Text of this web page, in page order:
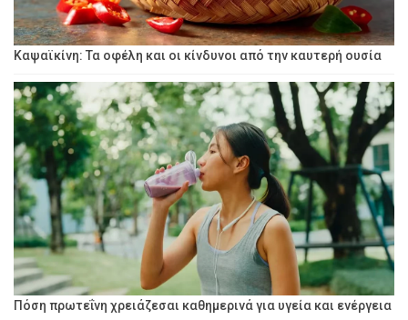
Καψαϊκίνη: Τα οφέλη και οι κίνδυνοι από την καυτερή ουσία
Πόση πρωτεΐνη χρειάζεσαι καθημερινά για υγεία και ενέργεια